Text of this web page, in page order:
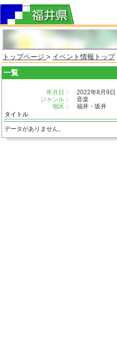
トップページ > イベント情報トップ
一覧
年月日：
2022年8月9日
ジャンル：
音楽
地区：
福井・坂井
タイトル
データがありません。